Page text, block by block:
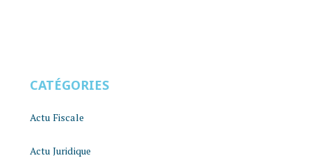
CATÉGORIES
Actu Fiscale
Actu Juridique